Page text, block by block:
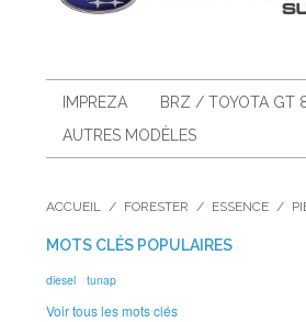
IMPREZA BRZ / TOYOTA GT
AUTRES MODÈLES
ACCUEIL / FORESTER / ESSENCE /
MOTS CLÉS POPULAIRES
diesel tunap
Voir tous les mots clés